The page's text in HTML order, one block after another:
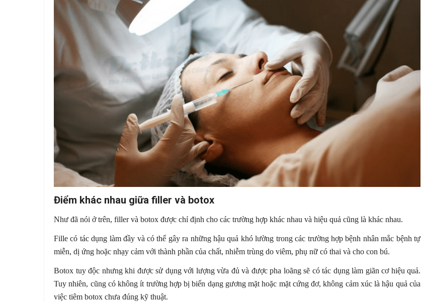
Điểm khác nhau giữa filler và botox
Như đã nói ở trên, filler và botox được chỉ định cho các trường hợp khác nhau và hiệu quả cũng là khác nhau.
Fille có tác dụng làm đầy và có thể gây ra những hậu quả khó lường trong các trường hợp bệnh nhân mắc bệnh tự
miễn, dị ứng hoặc nhạy cảm với thành phần của chất, nhiễm trùng do viêm, phụ nữ có thai và cho con bú.
Botox tuy độc nhưng khi được sử dụng với lượng vừa đủ và được pha loãng sẽ có tác dụng làm giãn cơ hiệu quả.
Tuy nhiên, cũng có không ít trường hợp bị biến dạng gương mặt hoặc mặt cứng đơ, không cảm xúc là hậu quả của
việc tiêm botox chưa đúng kỹ thuật.